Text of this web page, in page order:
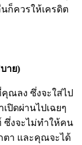
ก็ควรให้เครดิต
าย)
ณลง ซึ่งจะใส่ไป
ปิดผ่านไปเฉยๆ
ซึ่งจะไม่ทำให้คน
า และคุณจะได้